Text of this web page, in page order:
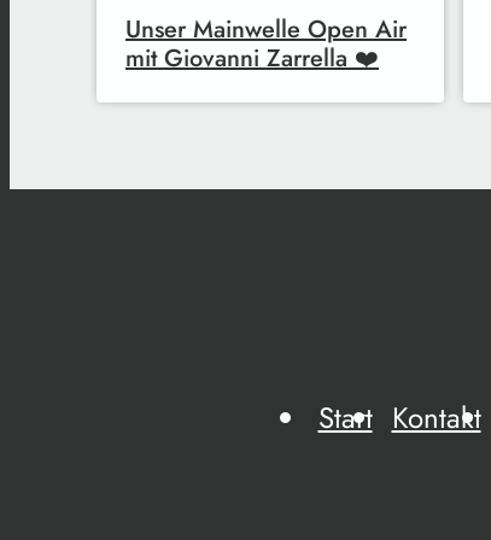
Unser Mainwelle Open Air
mit Giovanni Zarrella ❤️
Start Kontakt